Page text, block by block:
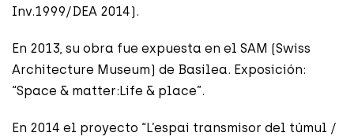
Inv.1999/DEA 2014).
En 2013, su obra fue expuesta en el SAM (Swiss
Architecture Museum) de Basilea. Exposición:
“Space & matter:Life & place”.
En 2014 el proyecto “L’espai transmisor del túmul /